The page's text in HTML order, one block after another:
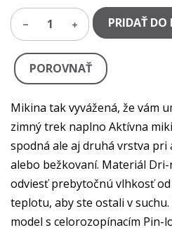
1 PRIDAŤ DO
POROVNAŤ
Mikina tak vyvážená, že vám
zimný trek naplno Aktívna
spodná ale aj druhá vrstva
alebo bežkovaní. Materiál
odviesť prebytočnú vlhkosť
teplotu, aby ste ostali v
model s celorozopínacím Pin-